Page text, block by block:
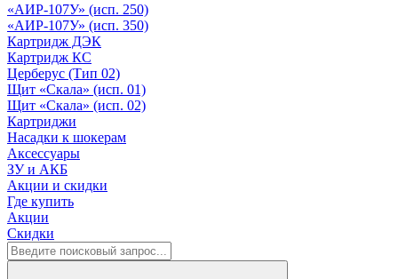
«АИР-107У» (исп. 250)
«АИР-107У» (исп. 350)
Картридж ДЭК
Картридж КС
Церберус (Тип 02)
Щит «Скала» (исп. 01)
Щит «Скала» (исп. 02)
Картриджи
Насадки к шокерам
Аксессуары
ЗУ и АКБ
Акции и скидки
Где купить
Акции
Скидки